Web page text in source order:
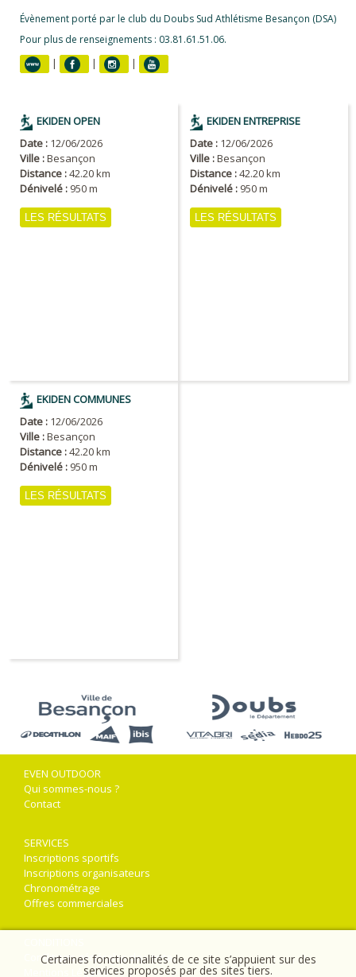
Évènement porté par le club du Doubs Sud Athlétisme Besançon (DSA)
Pour plus de renseignements : 03.81.61.51.06.
| | |
EKIDEN OPEN
Date : 12/06/2026
Ville :Besançon
Distance :42.20 km
Dénivelé : 950 m
LES RÉSULTATS
EKIDEN ENTREPRISE
Date : 12/06/2026
Ville :Besançon
Distance :42.20 km
Dénivelé : 950 m
LES RÉSULTATS
EKIDEN COMMUNES
Date : 12/06/2026
Ville :Besançon
Distance :42.20 km
Dénivelé : 950 m
LES RÉSULTATS
EVEN OUTDOOR
Qui sommes-nous ?
Contact
SERVICES
Inscriptions sportifs
Inscriptions organisateurs
Chronométrage
Offres commerciales
Conditions générales de vente
Mentions Légales
Certaines fonctionnalités de ce site s’appuient sur des
services proposés par des sites tiers.